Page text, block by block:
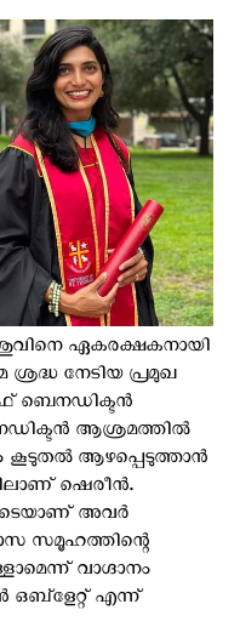
ഏകരക്ഷകനായി
നേടിയ പ്രമുഖ
ബെനഡിക്ടൻ
ആശ്രമത്തില്‍
ആഴപ്പെടുത്താന്‍
ഷെരീൻ.
അവര്‍
സമൂഹത്തിന്റെ
വാഗ്ദാനം
ഒബ്ളേറ്റ് എന്ന്